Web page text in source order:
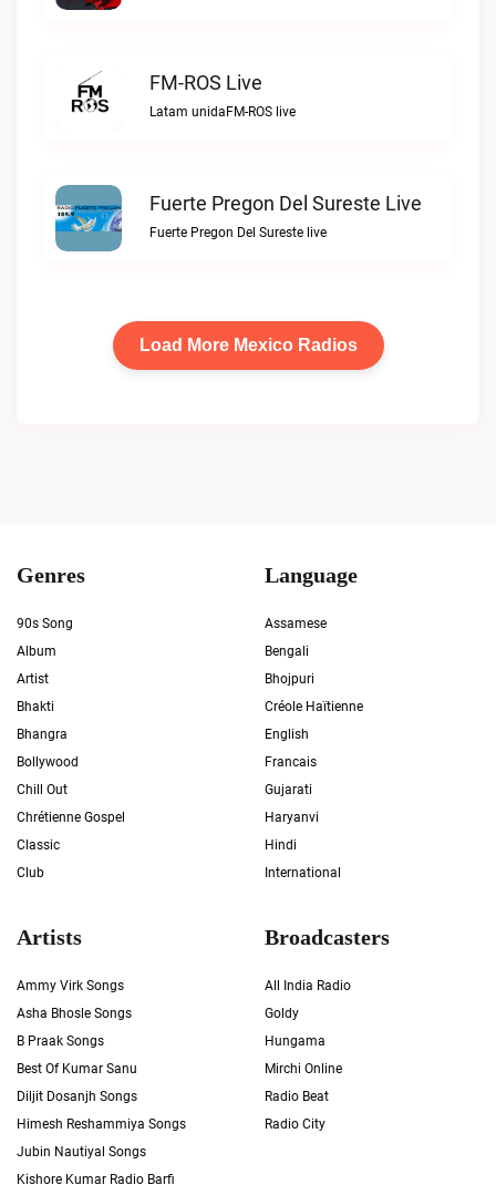
FM-ROS Live
Latam unidaFM-ROS live
Fuerte Pregon Del Sureste Live
Fuerte Pregon Del Sureste live
Load More Mexico Radios
Genres
90s Song
Album
Artist
Bhakti
Bhangra
Bollywood
Chill Out
Chrétienne Gospel
Classic
Club
Language
Assamese
Bengali
Bhojpuri
Créole Haïtienne
English
Francais
Gujarati
Haryanvi
Hindi
International
Artists
Ammy Virk Songs
Asha Bhosle Songs
B Praak Songs
Best Of Kumar Sanu
Diljit Dosanjh Songs
Himesh Reshammiya Songs
Jubin Nautiyal Songs
Kishore Kumar Radio Barfi
Broadcasters
All India Radio
Goldy
Hungama
Mirchi Online
Radio Beat
Radio City